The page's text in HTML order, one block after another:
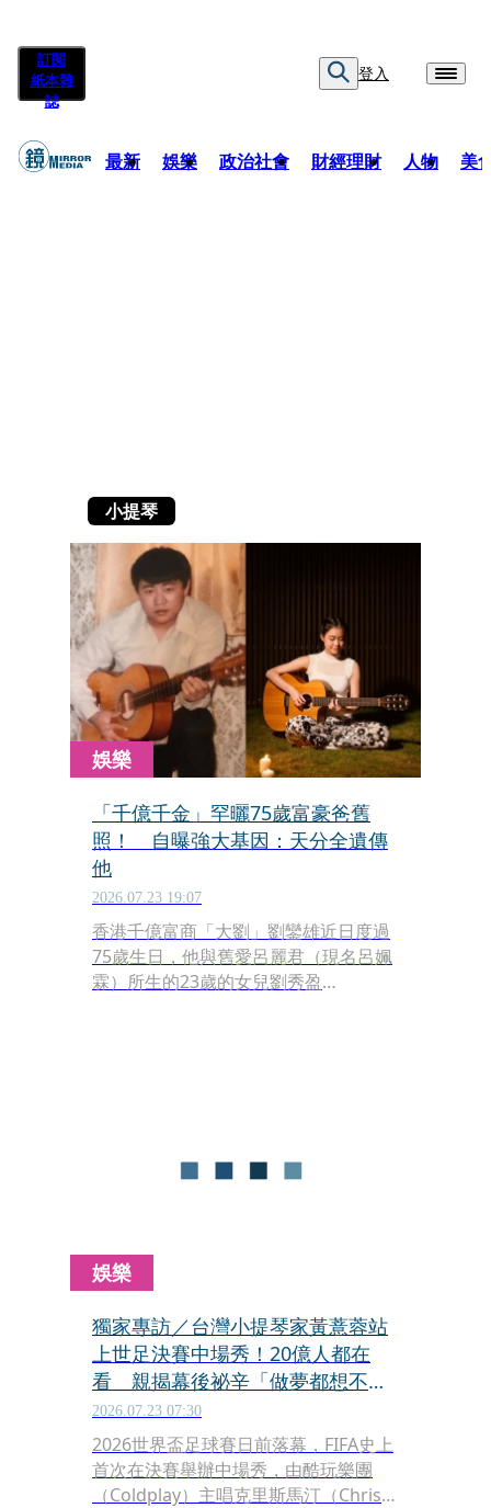
訂閱
紙本雜
誌
登入
最新 娛樂 政治社會 財經理財 人物 美
小提琴
娛樂
「千億千金」罕曬75歲富豪爸舊
照！ 自曝強大基因：天分全遺傳
他
2026.07.23 19:07
香港千億富商「大劉」劉鑾雄近日度過
75歲生日，他與舊愛呂麗君（現名呂姵
霖）所生的23歲的女兒劉秀盈
娛樂
獨家專訪／台灣小提琴家黃薏蓉站
上世足決賽中場秀！20億人都在
看 親揭幕後祕辛「做夢都想不
到」
2026.07.23 07:30
2026世界盃足球賽日前落幕，FIFA史上
首次在決賽舉辦中場秀，由酷玩樂團
（Coldplay）主唱克里斯馬汀（Chris